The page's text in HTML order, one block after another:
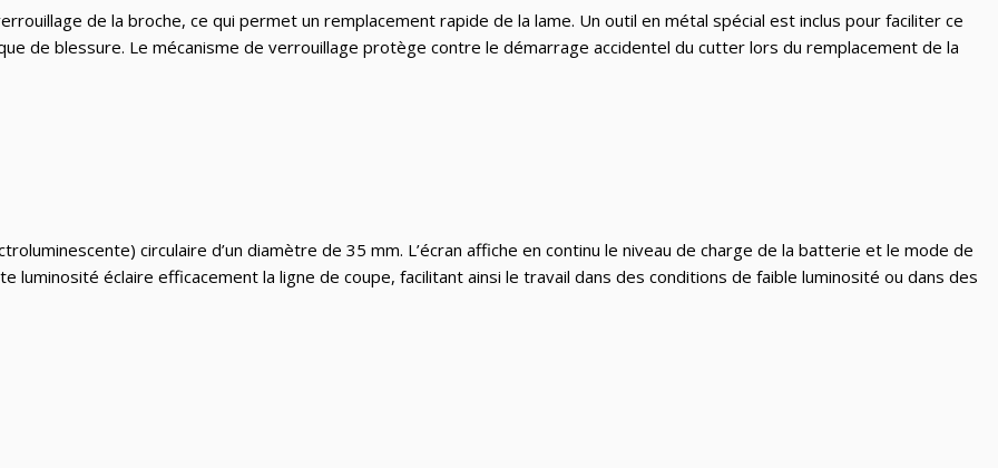
de la broche, ce qui permet un remplacement rapide de la lame. Un outil en métal spécial est inclus pour faciliter ce
de blessure. Le mécanisme de verrouillage protège contre le démarrage accidentel du cutter lors du remplacement de la
circulaire d’un diamètre de 35 mm. L’écran affiche en continu le niveau de charge de la batterie et le mode de
luminosité éclaire efficacement la ligne de coupe, facilitant ainsi le travail dans des conditions de faible luminosité ou dans des